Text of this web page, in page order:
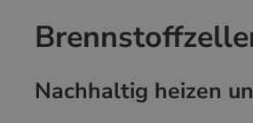
Nachhaltig heizen